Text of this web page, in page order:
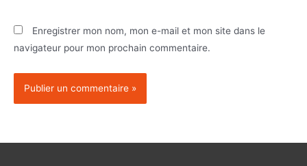
Enregistrer mon nom, mon e-mail et mon site dans le
navigateur pour mon prochain commentaire.